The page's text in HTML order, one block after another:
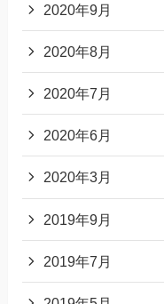
2020年9月
2020年8月
2020年7月
2020年6月
2020年3月
2019年9月
2019年7月